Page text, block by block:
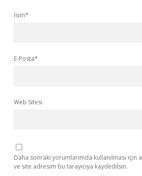
İsim*
E-Posta*
Web Sitesi
Daha sonraki yorumlarımda kullanılması için
ve site adresim bu tarayıcıya kaydedilsin.